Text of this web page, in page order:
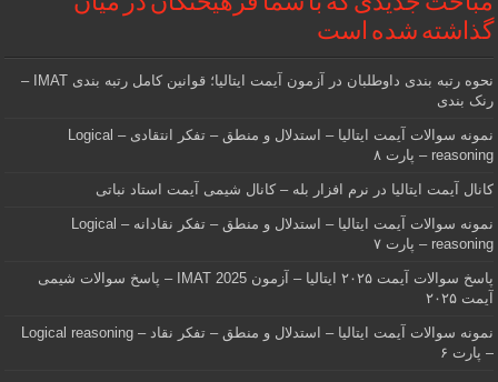
گذاشته شده است
نحوه رتبه بندی داوطلبان در آزمون آیمت ایتالیا؛ قوانین کامل رتبه بندی IMAT –
رنک بندی
نمونه سوالات آیمت ایتالیا – استدلال و منطق – تفکر انتقادی – Logical
reasoning – پارت ۸
کانال آیمت ایتالیا در نرم افزار بله – کانال شیمی آیمت استاد نباتی
نمونه سوالات آیمت ایتالیا – استدلال و منطق – تفکر نقادانه – Logical
reasoning – پارت ۷
پاسخ سوالات آیمت ۲۰۲۵ ایتالیا – آزمون IMAT 2025 – پاسخ سوالات شیمی
آیمت ۲۰۲۵
نمونه سوالات آیمت ایتالیا – استدلال و منطق – تفکر نقاد – Logical reasoning
– پارت ۶